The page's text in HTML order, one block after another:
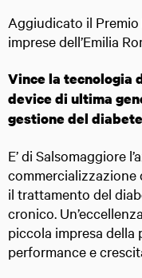
Aggiudicato il
imprese dell’Emilia
Vince la tecnologia
device di ultima
gestione del
E’ di Salsomaggiore
il trattamento del
cronico.
piccola impresa della
performance e